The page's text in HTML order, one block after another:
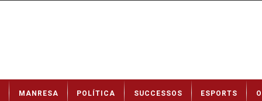
MANRESA POLÍTICA SUCCESSOS ESPORTS